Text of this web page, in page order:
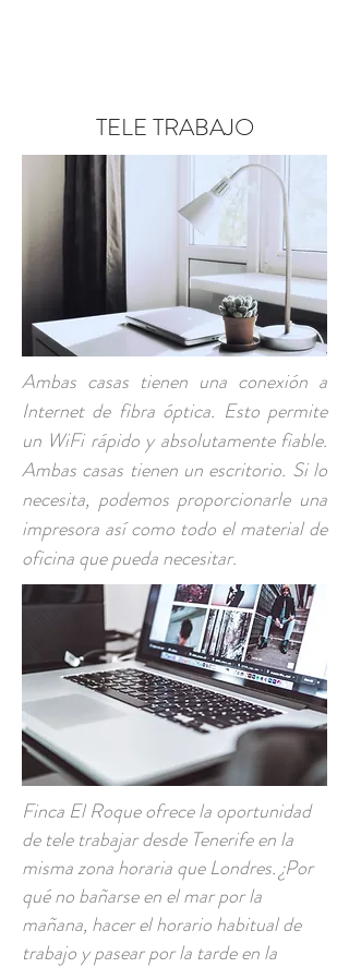
TELE TRABAJO
Ambas casas tienen una conexión a
Internet de fibra óptica. Esto permite
un WiFi rápido y absolutamente fiable.
Ambas casas tienen un escritorio. Si lo
necesita, podemos proporcionarle una
impresora así como todo el material de
oficina que pueda necesitar.
Finca El Roque ofrece la oportunidad
de tele trabajar desde Tenerife en la
misma zona horaria que Londres. ¿Por
qué no bañarse en el mar por la
mañana, hacer el horario habitual de
trabajo y pasear por la tarde en la